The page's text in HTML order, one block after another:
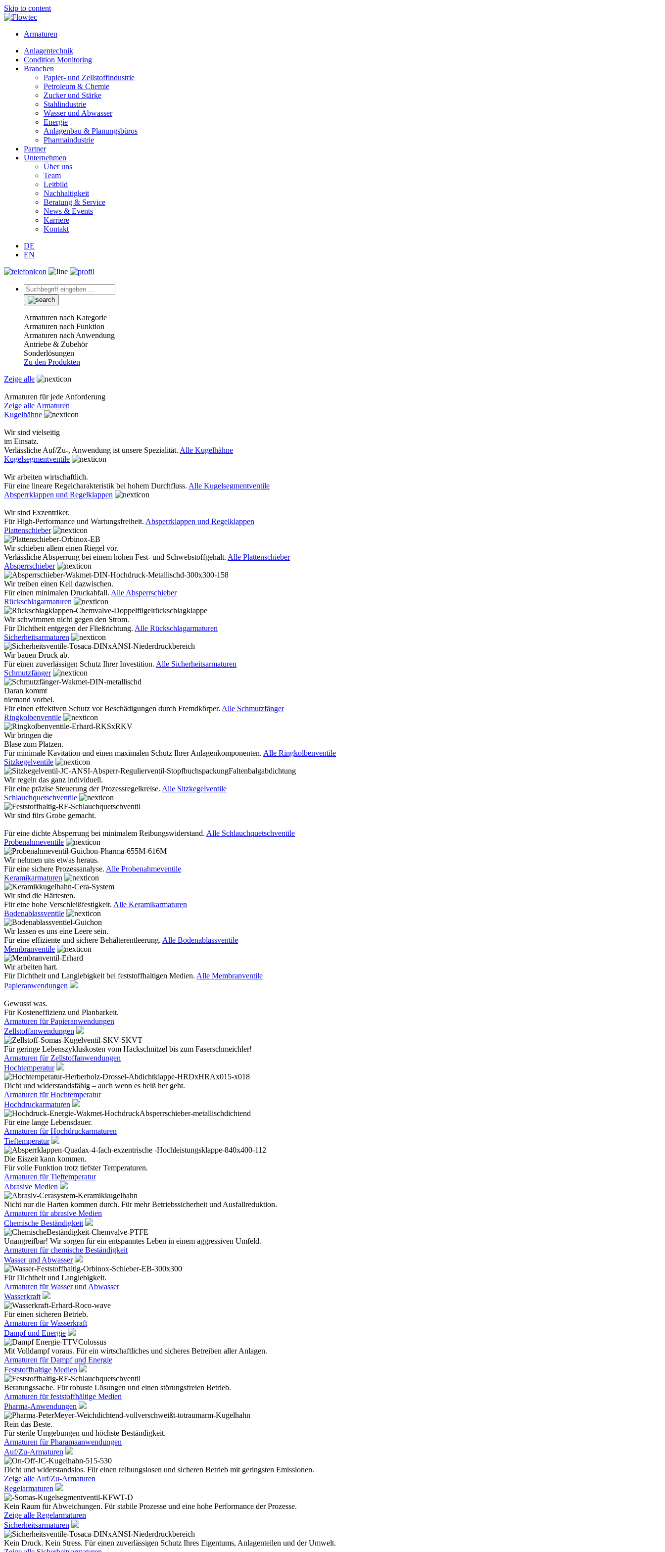
Skip to content
Armaturen
Anlagentechnik
Condition Monitoring
Branchen
Papier- und Zellstoffindustrie
Petroleum & Chemie
Zucker und Stärke
Stahlindustrie
Wasser und Abwasser
Energie
Anlagenbau & Planungsbüros
Pharmaindustrie
Partner
Unternehmen
Über uns
Team
Leitbild
Nachhaltigkeit
Beratung & Service
News & Events
Karriere
Kontakt
DE
EN
Armaturen nach Kategorie
Armaturen nach Funktion
Armaturen nach Anwendung
Antriebe & Zubehör
Sonderlösungen
Zu den Produkten
Zeige alle
Armaturen für jede Anforderung
Zeige alle Armaturen
Kugelhähne
Wir sind vielseitig
im Einsatz.
Verlässliche Auf/Zu-, Anwendung ist unsere Spezialität. Alle Kugelhähne
Kugelsegmentventile
Wir arbeiten wirtschaftlich.
Für eine lineare Regelcharakteristik bei hohem Durchfluss. Alle Kugelsegmentventile
Absperrklappen und Regelklappen
Wir sind Exzentriker.
Für High-Performance und Wartungsfreiheit. Absperrklappen und Regelklappen
Plattenschieber
Wir schieben allem einen Riegel vor.
Verlässliche Absperrung bei einem hohen Fest- und Schwebstoffgehalt. Alle Plattenschieber
Absperrschieber
Wir treiben einen Keil dazwischen.
Für einen minimalen Druckabfall. Alle Absperrschieber
Rückschlagarmaturen
Wir schwimmen nicht gegen den Strom.
Für Dichtheit entgegen der Fließrichtung. Alle Rückschlagarmaturen
Sicherheitsarmaturen
Wir bauen Druck ab.
Für einen zuverlässigen Schutz Ihrer Investition. Alle Sicherheitsarmaturen
Schmutzfänger
Daran kommt
niemand vorbei.
Für einen effektiven Schutz vor Beschädigungen durch Fremdkörper. Alle Schmutzfänger
Ringkolbenventile
Wir bringen die
Blase zum Platzen.
Für minimale Kavitation und einen maximalen Schutz Ihrer Anlagenkomponenten. Alle Ringkolbenventile
Sitzkegelventile
Wir regeln das ganz individuell.
Für eine präzise Steuerung der Prozessregelkreise. Alle Sitzkegelventile
Schlauchquetschventile
Wir sind fürs Grobe gemacht.
Für eine dichte Absperrung bei minimalem Reibungswiderstand. Alle Schlauchquetschventile
Probenahmeventile
Wir nehmen uns etwas heraus.
Für eine sichere Prozessanalyse. Alle Probenahmeventile
Keramikarmaturen
Wir sind die Härtesten.
Für eine hohe Verschleißfestigkeit. Alle Keramikarmaturen
Bodenablassventile
Wir lassen es uns eine Leere sein.
Für eine effiziente und sichere Behälterentleerung. Alle Bodenablassventile
Membranventile
Wir arbeiten hart.
Für Dichtheit und Langlebigkeit bei feststoffhaltigen Medien. Alle Membranventile
Papieranwendungen
Gewusst was.
Für Kosteneffizienz und Planbarkeit.
Armaturen für Papieranwendungen
Zellstoffanwendungen
Für geringe Lebenszykluskosten vom Hackschnitzel bis zum Faserschmeichler!
Armaturen für Zellstoffanwendungen
Hochtemperatur
Dicht und widerstandsfähig – auch wenn es heiß her geht.
Armaturen für Hochtemperatur
Hochdruckarmaturen
Für eine lange Lebensdauer.
Armaturen für Hochdruckarmaturen
Tieftemperatur
Die Eiszeit kann kommen.
Für volle Funktion trotz tiefster Temperaturen.
Armaturen für Tieftemperatur
Abrasive Medien
Nicht nur die Harten kommen durch. Für mehr Betriebssicherheit und Ausfallreduktion.
Armaturen für abrasive Medien
Chemische Beständigkeit
Unangreifbar! Wir sorgen für ein entspanntes Leben in einem aggressiven Umfeld.
Armaturen für chemische Beständigkeit
Wasser und Abwasser
Für Dichtheit und Langlebigkeit.
Armaturen für Wasser und Abwasser
Wasserkraft
Für einen sicheren Betrieb.
Armaturen für Wasserkraft
Dampf und Energie
Mit Volldampf voraus. Für ein wirtschaftliches und sicheres Betreiben aller Anlagen.
Armaturen für Dampf und Energie
Feststoffhaltige Medien
Beratungssache. Für robuste Lösungen und einen störungsfreien Betrieb.
Armaturen für feststoffhältige Medien
Pharma-Anwendungen
Rein das Beste.
Für sterile Umgebungen und höchste Beständigkeit.
Armaturen für Pharamaanwendungen
Auf/Zu-Armaturen
Dicht und widerstandslos. Für einen reibungslosen und sicheren Betrieb mit geringsten Emissionen.
Zeige alle Auf/Zu-Armaturen
Regelarmaturen
Kein Raum für Abweichungen. Für stabile Prozesse und eine hohe Performance der Prozesse.
Zeige alle Regelarmaturen
Sicherheitsarmaturen
Kein Druck. Kein Stress. Für einen zuverlässigen Schutz Ihres Eigentums, Anlagenteilen und der Umwelt.